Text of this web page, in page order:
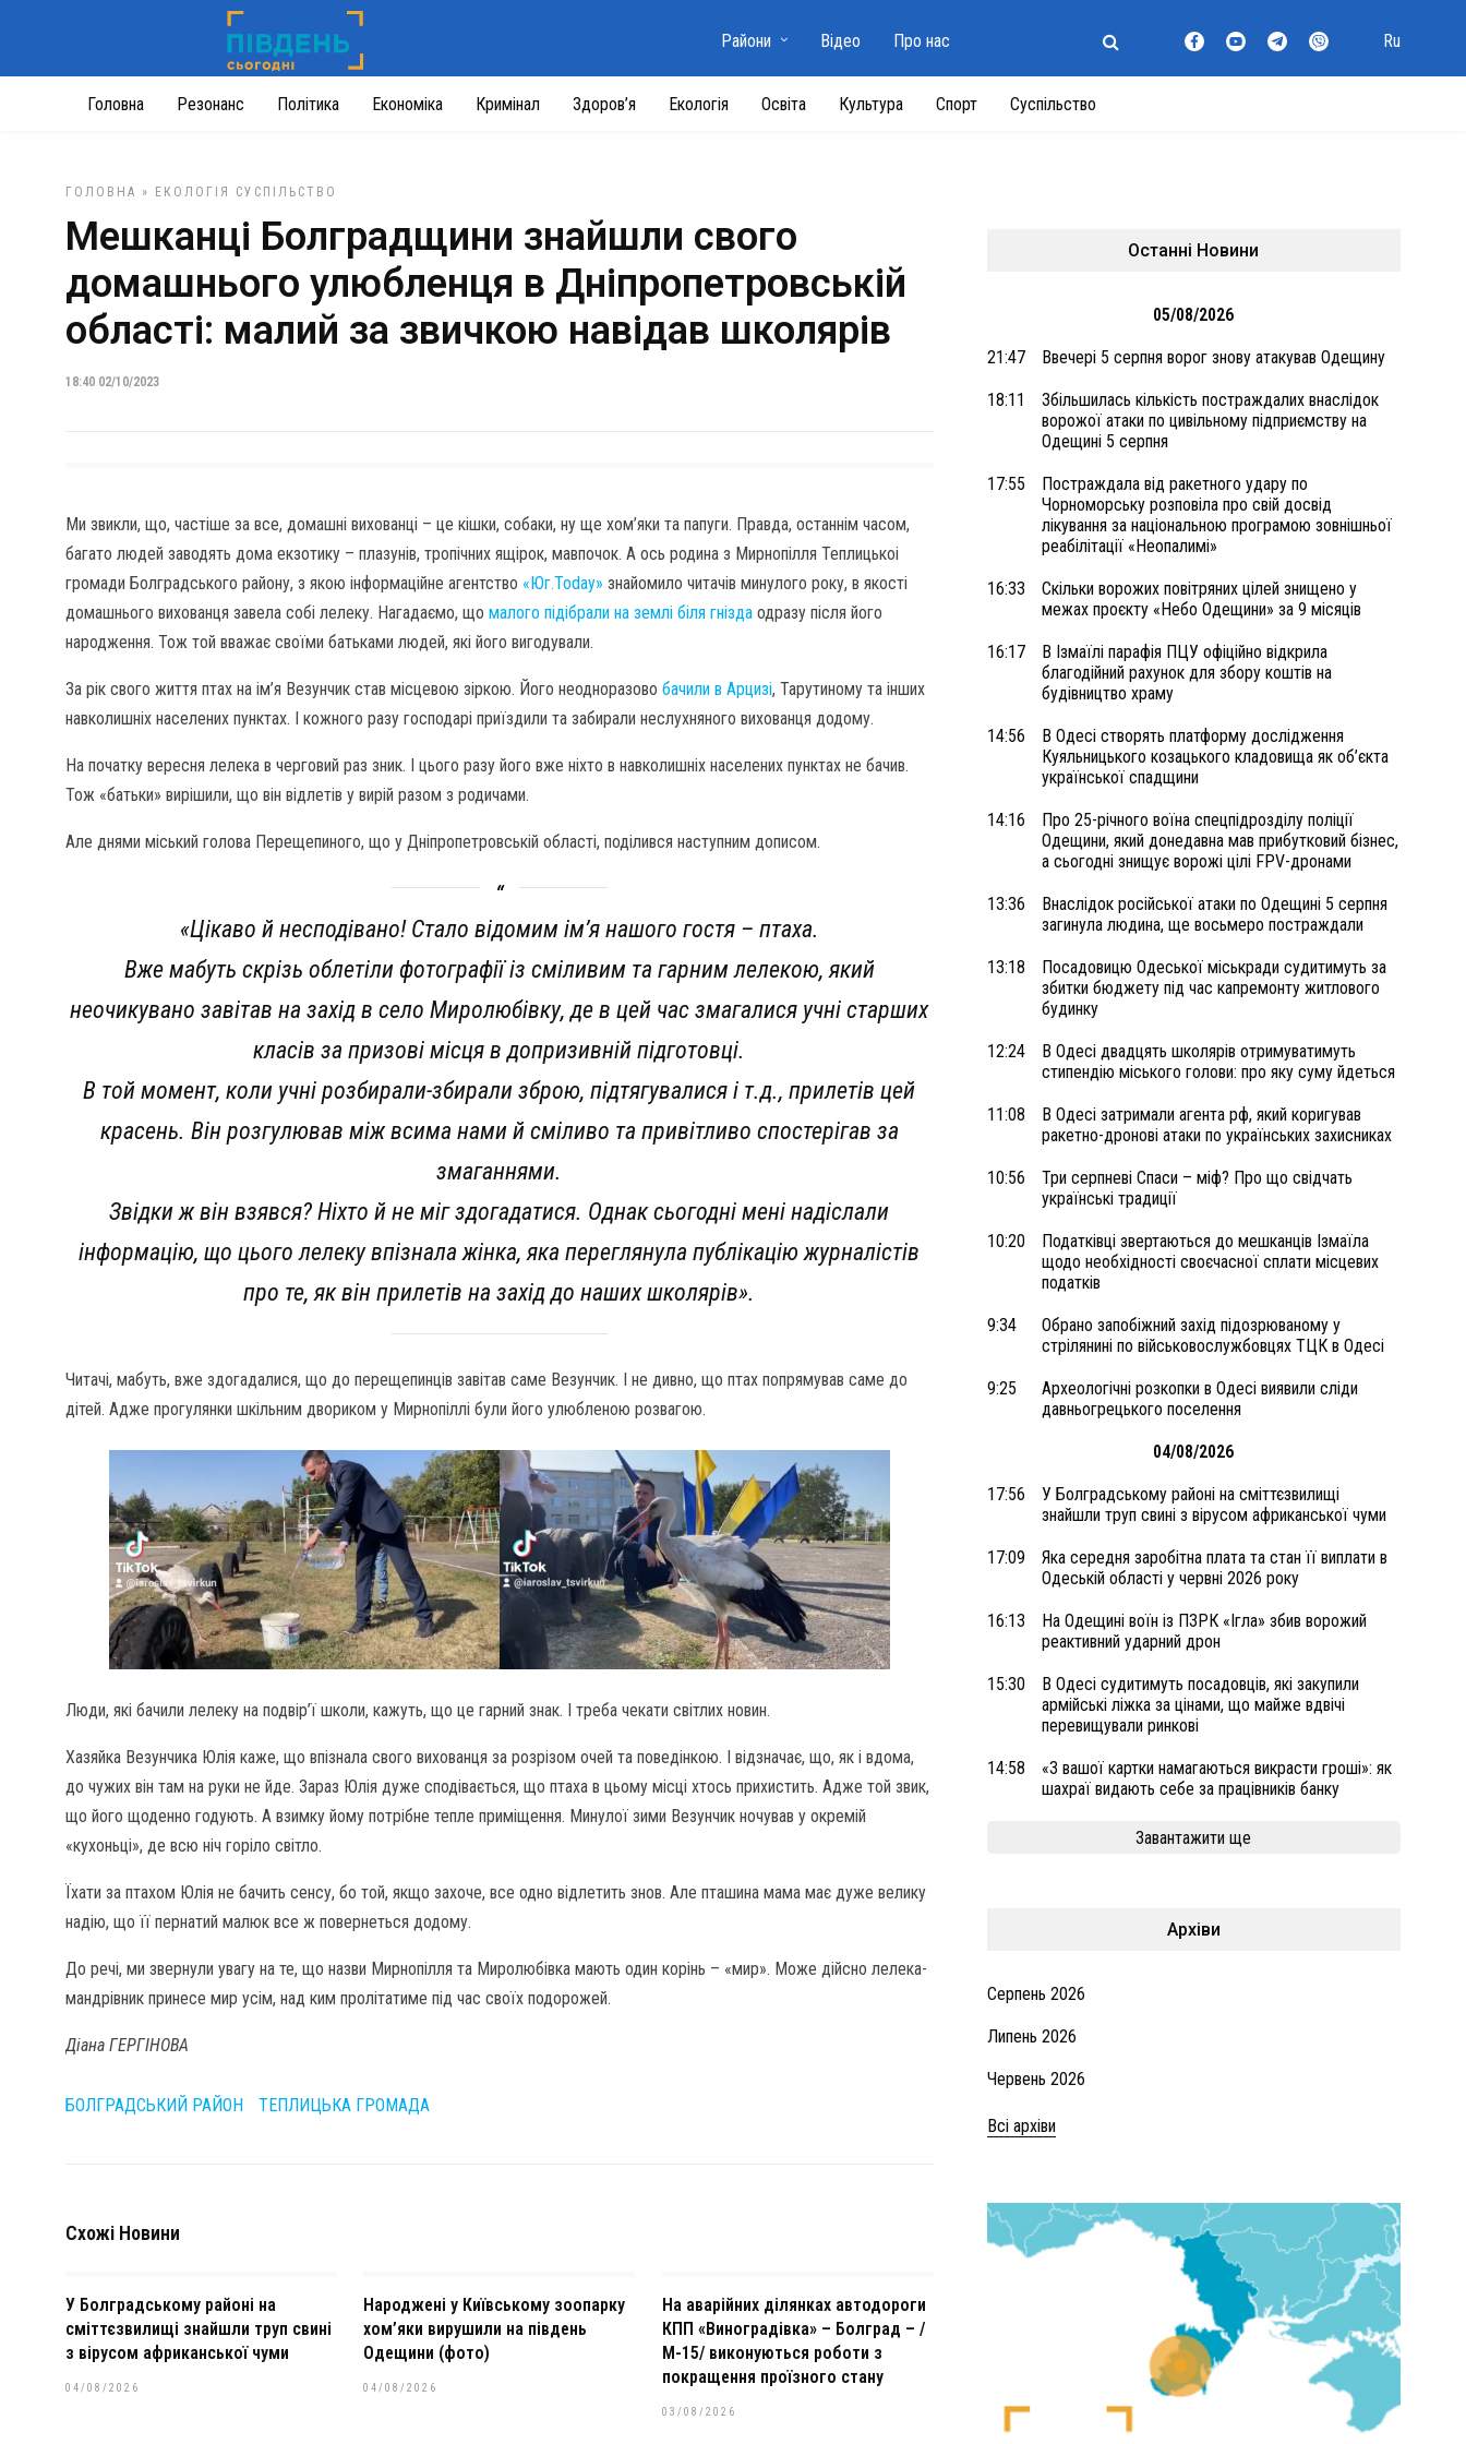
Головна Резонанс Політика Економіка Кримінал Здоров’я Екологія Освіта Культура Спорт Суспільство
Райони Відео Про нас Ru
ГОЛОВНА » ЕКОЛОГІЯ СУСПІЛЬСТВО
Мешканці Болградщини знайшли свого
домашнього улюбленця в Дніпропетровській
області: малий за звичкою навідав школярів
18:40 02/10/2023
Ми звикли, що, частіше за все, домашні вихованці – це кішки, собаки, ну ще хом’яки та папуги. Правда, останнім часом,
багато людей заводять дома екзотику – плазунів, тропічних ящірок, мавпочок. А ось родина з Мирнопілля Теплицькоі
громади Болградського району, з якою інформаційне агентство «Юг.Today» знайомило читачів минулого року, в якості
домашнього вихованця завела собі лелеку. Нагадаємо, що малого підібрали на землі біля гнізда одразу після його
народження. Тож той вважає своїми батьками людей, які його вигодували.
За рік свого життя птах на ім’я Везунчик став місцевою зіркою. Його неодноразово бачили в Арцизі, Тарутиному та інших
навколишніх населених пунктах. І кожного разу господарі приїздили та забирали неслухняного вихованця додому.
На початку вересня лелека в черговий раз зник. І цього разу його вже ніхто в навколишніх населених пунктах не бачив.
Тож «батьки» вирішили, що він відлетів у вирій разом з родичами.
Але днями міський голова Перещепиного, що у Дніпропетровській області, поділився наступним дописом.
«Цікаво й несподівано! Стало відомим ім’я нашого гостя – птаха.
Вже мабуть скрізь облетіли фотографії із сміливим та гарним лелекою, який
неочикувано завітав на захід в село Миролюбівку, де в цей час змагалися учні старших
класів за призові місця в допризивній підготовці.
В той момент, коли учні розбирали-збирали зброю, підтягувалися і т.д., прилетів цей
красень. Він розгулював між всима нами й сміливо та привітливо спостерігав за
змаганнями.
Звідки ж він взявся? Ніхто й не міг здогадатися. Однак сьогодні мені надіслали
інформацію, що цього лелеку впізнала жінка, яка переглянула публікацію журналістів
про те, як він прилетів на захід до наших школярів».
Читачі, мабуть, вже здогадалися, що до перещепинців завітав саме Везунчик. І не дивно, що птах попрямував саме до
дітей. Адже прогулянки шкільним двориком у Мирнопіллі були його улюбленою розвагою.
Люди, які бачили лелеку на подвір’ї школи, кажуть, що це гарний знак. І треба чекати світлих новин.
Хазяйка Везунчика Юлія каже, що впізнала свого вихованця за розрізом очей та поведінкою. І відзначає, що, як і вдома,
до чужих він там на руки не йде. Зараз Юлія дуже сподівається, що птаха в цьому місці хтось прихистить. Адже той звик,
що його щоденно годують. А взимку йому потрібне тепле приміщення. Минулої зими Везунчик ночував у окремій
«кухоньці», де всю ніч горіло світло.
Їхати за птахом Юлія не бачить сенсу, бо той, якщо захоче, все одно відлетить знов. Але пташина мама має дуже велику
надію, що її пернатий малюк все ж повернеться додому.
До речі, ми звернули увагу на те, що назви Мирнопілля та Миролюбівка мають один корінь – «мир». Може дійсно лелека-
мандрівник принесе мир усім, над ким пролітатиме під час своїх подорожей.
Діана ГЕРГІНОВА
БОЛГРАДСЬКИЙ РАЙОН ТЕПЛИЦЬКА ГРОМАДА
Схожі Новини
У Болградському районі на
сміттєзвилищі знайшли труп свині
з вірусом африканської чуми
04/08/2026
Народжені у Київському зоопарку
хом’яки вирушили на південь
Одещини (фото)
04/08/2026
На аварійних ділянках автодороги
КПП «Виноградівка» – Болград – /
М-15/ виконуються роботи з
покращення проїзного стану
03/08/2026
Останні Новини
05/08/2026
21:47 Ввечері 5 серпня ворог знову атакував Одещину
18:11
Збільшилась кількість постраждалих внаслідок
ворожої атаки по цивільному підприємству на
Одещині 5 серпня
17:55
Постраждала від ракетного удару по
Чорноморську розповіла про свій досвід
лікування за національною програмою зовнішньої
реабілітації «Неопалимі»
16:33
Скільки ворожих повітряних цілей знищено у
межах проєкту «Небо Одещини» за 9 місяців
16:17
В Ізмаїлі парафія ПЦУ офіційно відкрила
благодійний рахунок для збору коштів на
будівництво храму
14:56
В Одесі створять платформу дослідження
Куяльницького козацького кладовища як об’єкта
української спадщини
14:16
Про 25-річного воїна спецпідрозділу поліції
Одещини, який донедавна мав прибутковий бізнес,
а сьогодні знищує ворожі цілі FPV-дронами
13:36
Внаслідок російської атаки по Одещині 5 серпня
загинула людина, ще восьмеро постраждали
13:18
Посадовицю Одеської міськради судитимуть за
збитки бюджету під час капремонту житлового
будинку
12:24
В Одесі двадцять школярів отримуватимуть
стипендію міського голови: про яку суму йдеться
11:08
В Одесі затримали агента рф, який коригував
ракетно-дронові атаки по українських захисниках
10:56
Три серпневі Спаси – міф? Про що свідчать
українські традиції
10:20
Податківці звертаються до мешканців Ізмаїла
щодо необхідності своєчасної сплати місцевих
податків
9:34
Обрано запобіжний захід підозрюваному у
стрілянині по військовослужбовцях ТЦК в Одесі
9:25
Археологічні розкопки в Одесі виявили сліди
давньогрецького поселення
04/08/2026
17:56
У Болградському районі на сміттєзвилищі
знайшли труп свині з вірусом африканської чуми
17:09
Яка середня заробітна плата та стан її виплати в
Одеській області у червні 2026 року
16:13
На Одещині воїн із ПЗРК «Ігла» збив ворожий
реактивний ударний дрон
15:30
В Одесі судитимуть посадовців, які закупили
армійські ліжка за цінами, що майже вдвічі
перевищували ринкові
14:58
«З вашої картки намагаються викрасти гроші»: як
шахраї видають себе за працівників банку
Завантажити ще
Архіви
Серпень 2026
Липень 2026
Червень 2026
Всі архіви